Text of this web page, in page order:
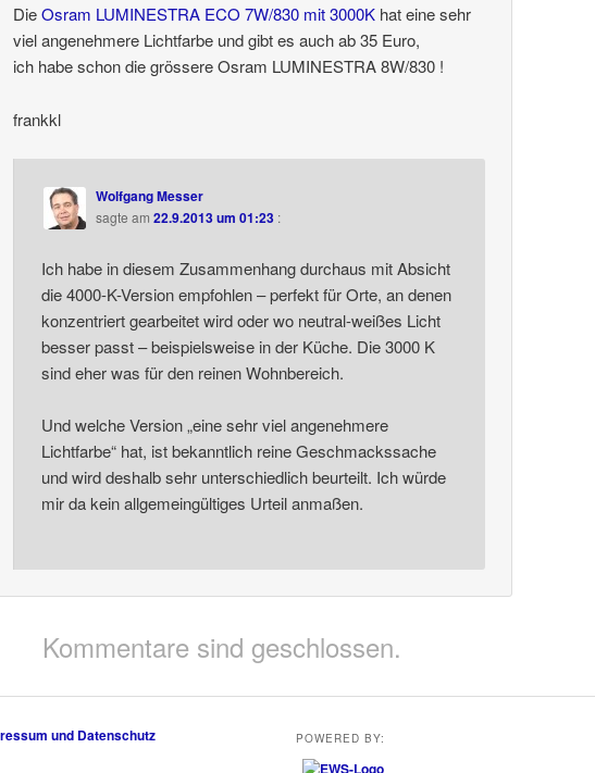
DieOsram LUMINESTRA ECO 7W/830 mit 3000K hat eine sehr
viel angenehmere Lichtfarbe und gibt es auch ab 35 Euro,
ich habe schon die grössere Osram LUMINESTRA 8W/830 !
frankkl
Wolfgang Messer
sagte am 22.9.2013 um 01:23 :
Ich habe in diesem Zusammenhang durchaus mit Absicht
die 4000-K-Version empfohlen – perfekt für Orte, an denen
konzentriert gearbeitet wird oder wo neutral-weißes Licht
besser passt – beispielsweise in der Küche. Die 3000 K
sind eher was für den reinen Wohnbereich.
Und welche Version „eine sehr viel angenehmere
Lichtfarbe“ hat, ist bekanntlich reine Geschmackssache
und wird deshalb sehr unterschiedlich beurteilt. Ich würde
mir da kein allgemeingültiges Urteil anmaßen.
Kommentare sind geschlossen.
und Datenschutz POWERED BY: